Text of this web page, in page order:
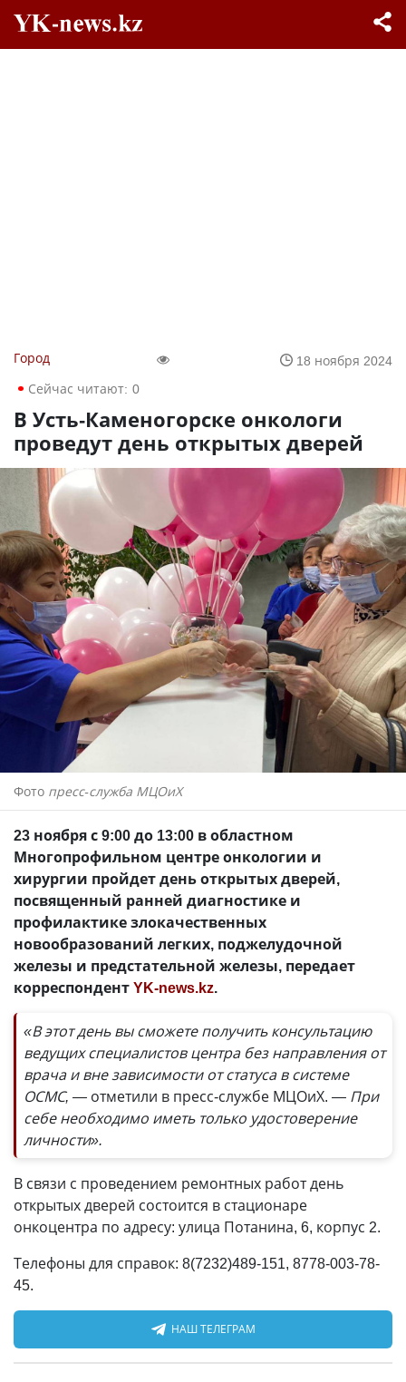
Город
18 ноября 2024
Сейчас читают: 0
В Усть-Каменогорске онкологи
проведут день открытых дверей
Фото пресс-служба МЦОиХ
23 ноября с 9:00 до 13:00 в областном
Многопрофильном центре онкологии и
хирургии пройдет день открытых дверей,
посвященный ранней диагностике и
профилактике злокачественных
новообразований легких, поджелудочной
железы и предстательной железы, передает
корреспондентYK-news.kz.
«В этот день вы сможете получить консультацию
ведущих специалистов центра без направления от
врача и вне зависимости от статуса в системе
ОСМС, — отметили в пресс-службе МЦОиХ. — При
себе необходимо иметь только удостоверение
личности».
В связи с проведением ремонтных работ день
открытых дверей состоится в стационаре
онкоцентра по адресу: улица Потанина, 6, корпус 2.
Телефоны для справок: 8(7232)489-151, 8778-003-78-
45.
НАШ ТЕЛЕГРАМ